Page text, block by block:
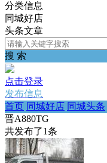
分类信息
同城好店
头条文章
搜 索
点击登录
发布信息
首页 同城好店 同城头条
晋A880TG
共发布了1条